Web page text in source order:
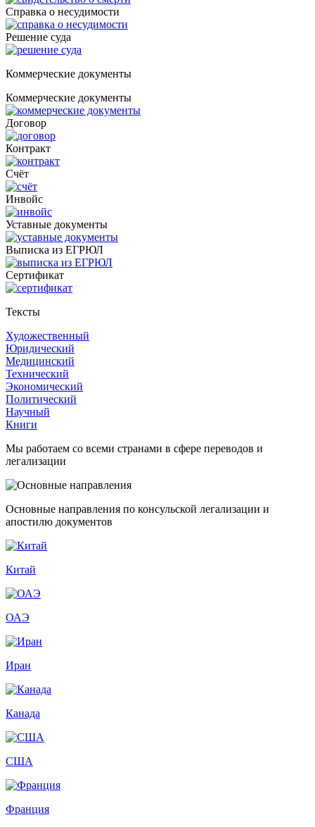
Справка о несудимости
Решение суда
Коммерческие документы
Коммерческие документы
Договор
Контракт
Счёт
Инвойс
Уставные документы
Выписка из ЕГРЮЛ
Cертификат
Тексты
Художественный
Юридический
Медицинский
Технический
Экономический
Политический
Научный
Книги
Мы работаем со всеми странами в сфере переводов и
легализации
Основные направления по консульской легализации и
апостилю документов
Китай
ОАЭ
Иран
Канада
США
Франция